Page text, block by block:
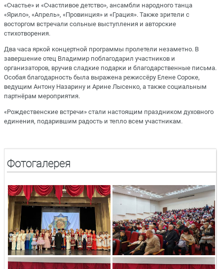
«Счастье» и «Счастливое детство», ансамбли народного танца
«Ярило», «Апрель», «Провинция» и «Грация». Также зрители с
восторгом встречали сольные выступления и авторские
стихотворения.
Два часа яркой концертной программы пролетели незаметно. В
завершение отец Владимир поблагодарил участников и
организаторов, вручив сладкие подарки и благодарственные письма.
Особая благодарность была выражена режиссёру Елене Сороке,
ведущим Антону Назарину и Арине Лысенко, а также социальным
партнёрам мероприятия.
«Рождественские встречи» стали настоящим праздником духовного
единения, подарившим радость и тепло всем участникам.
Фотогалерея